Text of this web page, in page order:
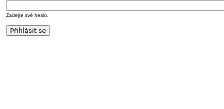
Zadejte své heslo.